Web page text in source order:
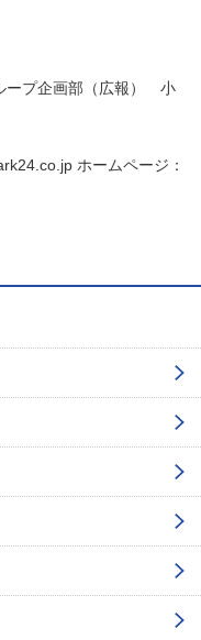
ープ企画部（広報） 小
ホームページ：